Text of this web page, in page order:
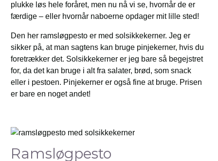
plukke løs hele foråret, men nu nå vi se, hvornår de er
færdige – eller hvornår naboerne opdager mit lille sted!
Den her ramsløgpesto er med solsikkekerner. Jeg er
sikker på, at man sagtens kan bruge pinjekerner, hvis du
foretrækker det. Solsikkekerner er jeg bare så begejstret
for, da det kan bruge i alt fra salater, brød, som snack
eller i pestoen. Pinjekerner er også fine at bruge. Prisen
er bare en noget andet!
Ramsløgpesto